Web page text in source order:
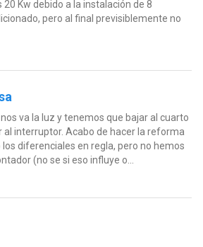
Kw debido a la instalación de 8
pero al final previsiblemente no
va la luz y tenemos que bajar al cuarto
al interruptor. Acabo de hacer la reforma
los diferenciales en regla, pero no hemos
(no se si eso influye o...